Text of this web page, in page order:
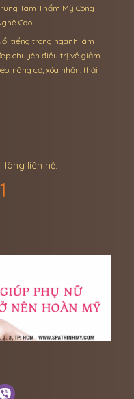
Tâm Thẩm Mỹ Công
Cao
tiếng trong ngành làm
chuyên điều trị về giảm
nâng cơ, xóa nhăn, thải
lòng liên hệ: